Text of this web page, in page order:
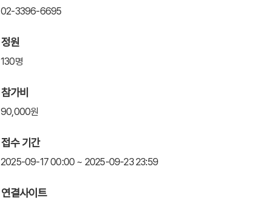
02-3396-6695
정원
130명
참가비
90,000원
접수 기간
2025-09-17 00:00 ~ 2025-09-23 23:59
연결사이트